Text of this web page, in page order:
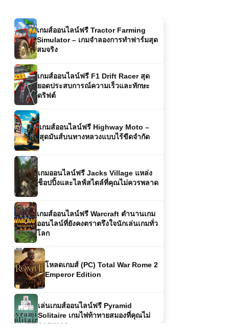
เกมส์ออนไลน์ฟรี F1 Drift Racer สุด
ยอดประสบการณ์ความเร็วและทักษะ
ดริฟต์
เกมส์ออนไลน์ฟรี Highway Moto –
สุดมันส์บนทางหลวงแบบไร้ขีดจำกัด
เกมออนไลน์ฟรี Jacks Village แหล่ง
ช็อปปิ้งและไลฟ์สไตล์ที่คุณไม่ควรพลาด
เกมส์ออนไลน์ฟรี Warcraft ตำนานเกม
ออนไลน์ที่ยังคงตราตรึงใจนักเล่นเกมทั่ว
โลก
โหลดเกมส์ (PC) Total War Rome 2
Emperor Edition
เล่นเกมส์ออนไลน์ฟรี Pyramid
Solitaire เกมไพ่ท้าทายสมองที่คุณไม่
ควรพลาด
โหลดเกมส์ (PC) Tnsurgency:
Sandstorm – เกมยิงสมจริงที่ท้าทายผู้
เล่นทุกคน